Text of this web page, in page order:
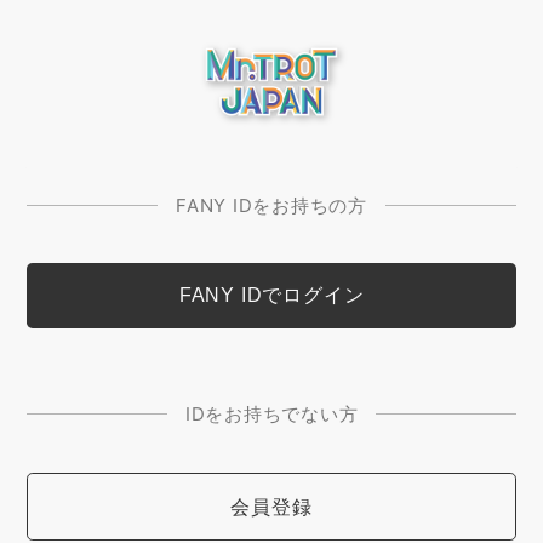
FANY IDをお持ちの方
IDをお持ちでない方
会員登録